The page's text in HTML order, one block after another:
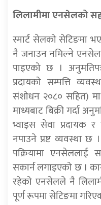
लिलामीमा एनसेलको
स्मार्ट सेलको सेटिङमा
नै जनाउन नमिल्ने
पाइएको छ ।
प्रदायको सम्पत्ति
संशोधन २०८० सहित)
माध्यबाट बिक्री गर्दा
भ्वाइस सेवा प्रदायक
नपाउने प्रष्ट व्यवस्था
पक्रियामा एनसेललाई
सकार्न लगाइएको छ ।
रहेको एनसेलले नै
पूर्ण रूपमा सेटिङमा